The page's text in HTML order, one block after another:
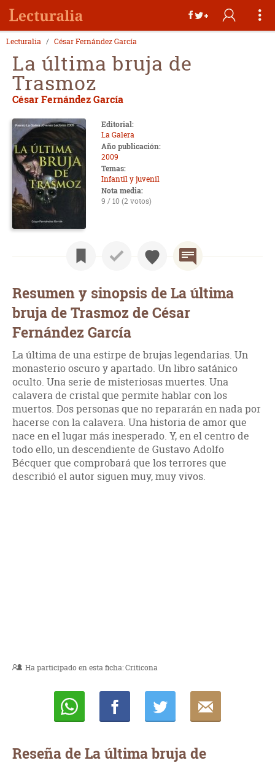
Lecturalia César Fernández García
La última bruja de
Trasmoz
César Fernández García
Editorial:
La Galera
Año publicación:
2009
Temas:
Infantil y juvenil
Nota media:
9 / 10 (2 votos)
Resumen y sinopsis de La última
bruja de Trasmoz de César
Fernández García
La última de una estirpe de brujas legendarias. Un
monasterio oscuro y apartado. Un libro satánico
oculto. Una serie de misteriosas muertes. Una
calavera de cristal que permite hablar con los
muertos. Dos personas que no repararán en nada por
hacerse con la calavera. Una historia de amor que
nace en el lugar más inesperado. Y, en el centro de
todo ello, un descendiente de Gustavo Adolfo
Bécquer que comprobará que los terrores que
describió el autor siguen muy, muy vivos.
Ha participado en esta ficha:Criticona
Reseña de La última bruja de